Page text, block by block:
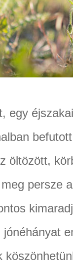
egy
öltözött,
persze